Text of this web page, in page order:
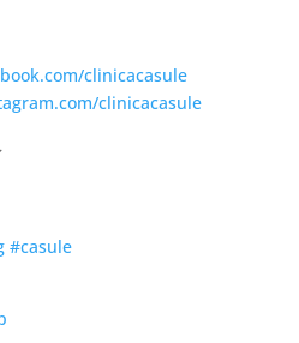
clinicacasule
clinicacasule
#casule